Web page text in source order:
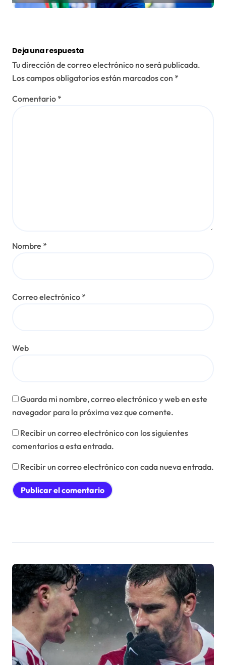
Deja una respuesta
Tu dirección de correo electrónico no será publicada.
Los campos obligatorios están marcados con *
Comentario *
Nombre *
Correo electrónico *
Web
Guarda mi nombre, correo electrónico y web en este
navegador para la próxima vez que comente.
Recibir un correo electrónico con los siguientes
comentarios a esta entrada.
Recibir un correo electrónico con cada nueva entrada.